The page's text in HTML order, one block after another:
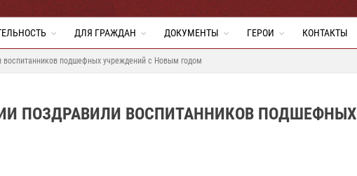
ДЛЯ ГРАЖДАН ДОКУМЕНТЫ ГЕРОИ КОНТАКТЫ
воспитанников подшефных учреждений с Новым годом
ПОЗДРАВИЛИ ВОСПИТАННИКОВ ПОДШЕФНЫХ